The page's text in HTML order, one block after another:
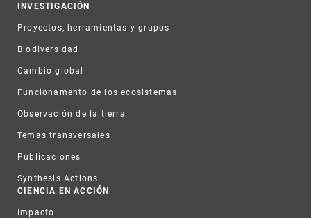
INVESTIGACIÓN
Proyectos, herramientas y grupos
Biodiversidad
Cambio global
Funcionamento de los ecosistemas
Observación de la tierra
Temas transversales
Publicaciones
Synthesis Actions
CIENCIA EN ACCIÓN
Impacto